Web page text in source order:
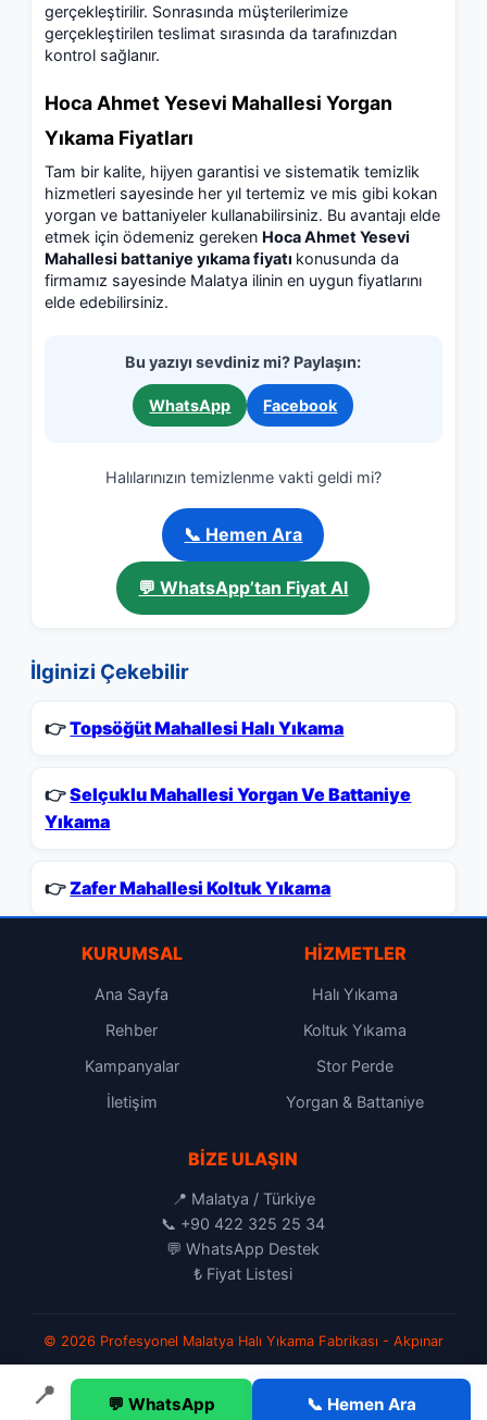
gerçekleştirilir. Sonrasında müşterilerimize
gerçekleştirilen teslimat sırasında da tarafınızdan
kontrol sağlanır.
Hoca Ahmet Yesevi Mahallesi Yorgan
Yıkama Fiyatları
Tam bir kalite, hijyen garantisi ve sistematik temizlik
hizmetleri sayesinde her yıl tertemiz ve mis gibi kokan
yorgan ve battaniyeler kullanabilirsiniz. Bu avantajı elde
etmek için ödemeniz gereken Hoca Ahmet Yesevi
Mahallesi battaniye yıkama fiyatı konusunda da
firmamız sayesinde Malatya ilinin en uygun fiyatlarını
elde edebilirsiniz.
Bu yazıyı sevdiniz mi? Paylaşın:
WhatsApp Facebook
Halılarınızın temizlenme vakti geldi mi?
📞 Hemen Ara
💬 WhatsApp’tan Fiyat Al
İlginizi Çekebilir
👉Topsöğüt Mahallesi Halı Yıkama
👉Selçuklu Mahallesi Yorgan Ve Battaniye
Yıkama
👉Zafer Mahallesi Koltuk Yıkama
KURUMSAL
Ana Sayfa
Rehber
Kampanyalar
İletişim
HIZMETLER
Halı Yıkama
Koltuk Yıkama
Stor Perde
Yorgan & Battaniye
BIZE ULAŞIN
📍 Malatya / Türkiye
📞 +90 422 325 25 34
💬WhatsApp Destek
₺ Fiyat Listesi
© 2026 Profesyonel Malatya Halı Yıkama Fabrikası - Akpınar
📍 💬 WhatsApp 📞 Hemen Ara